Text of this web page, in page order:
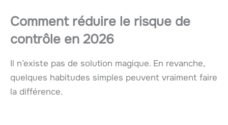
Comment réduire le risque de
contrôle en 2026
Il n’existe pas de solution magique. En revanche,
quelques habitudes simples peuvent vraiment faire
la différence.